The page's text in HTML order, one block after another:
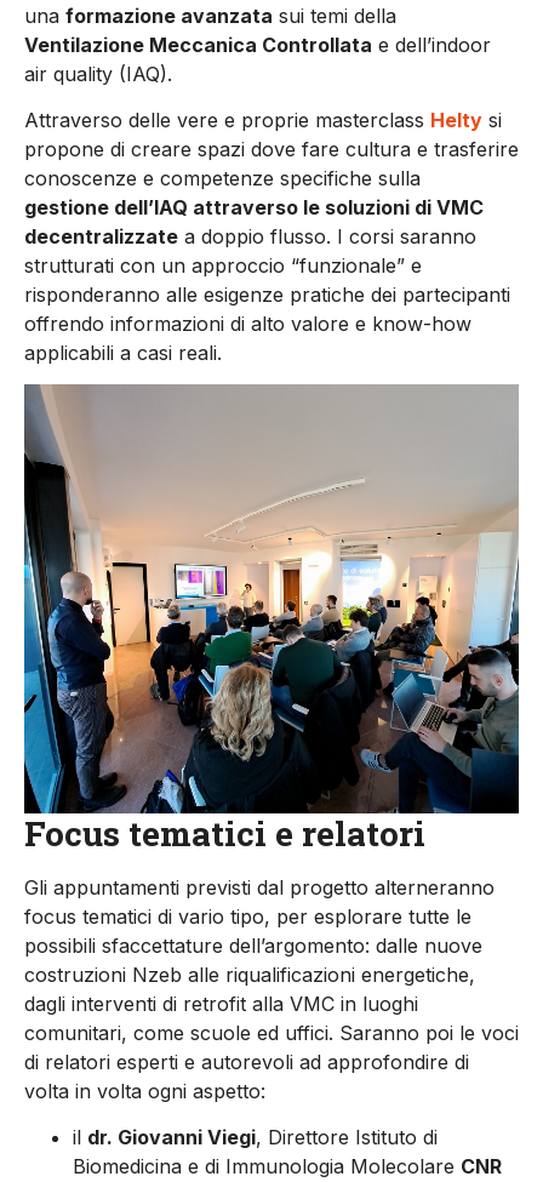
una formazione avanzata sui temi della
Ventilazione Meccanica Controllata e dell’indoor
air quality (IAQ).
Attraverso delle vere e proprie masterclass Helty si
propone di creare spazi dove fare cultura e trasferire
conoscenze e competenze specifiche sulla
gestione dell’IAQ attraverso le soluzioni di VMC
decentralizzate a doppio flusso. I corsi saranno
strutturati con un approccio “funzionale” e
risponderanno alle esigenze pratiche dei partecipanti
offrendo informazioni di alto valore e know-how
applicabili a casi reali.
Focus tematici e relatori
Gli appuntamenti previsti dal progetto alterneranno
focus tematici di vario tipo, per esplorare tutte le
possibili sfaccettature dell’argomento: dalle nuove
costruzioni Nzeb alle riqualificazioni energetiche,
dagli interventi di retrofit alla VMC in luoghi
comunitari, come scuole ed uffici. Saranno poi le voci
di relatori esperti e autorevoli ad approfondire di
volta in volta ogni aspetto:
il dr. Giovanni Viegi, Direttore Istituto di
Biomedicina e di Immunologia Molecolare CNR